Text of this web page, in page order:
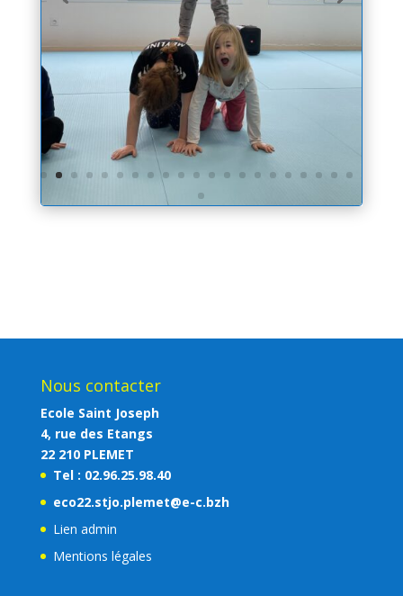
Nous contacter
Ecole Saint Joseph
4, rue des Etangs
22 210 PLEMET
Tel : 02.96.25.98.40
eco22.stjo.plemet@e-c.bzh
Lien admin
Mentions légales